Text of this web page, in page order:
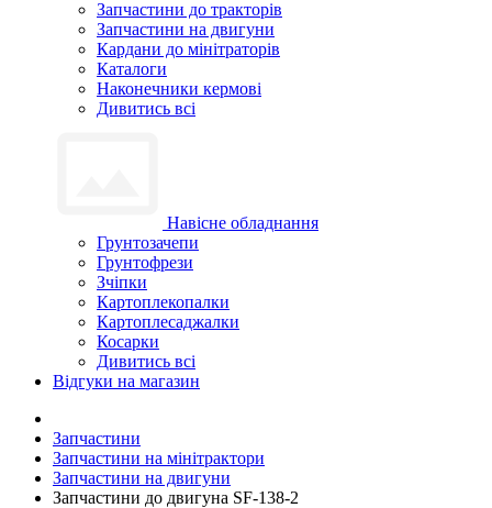
Запчастини до тракторів
Запчастини на двигуни
Кардани до мінітраторів
Каталоги
Наконечники кермові
Дивитись всі
Навісне обладнання
Грунтозачепи
Грунтофрези
Зчіпки
Картоплекопалки
Картоплесаджалки
Косарки
Дивитись всі
Відгуки на магазин
Запчастини
Запчастини на мінітрактори
Запчастини на двигуни
Запчастини до двигуна SF-138-2